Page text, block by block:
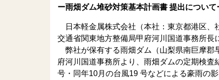
ー雨畑ダム堆砂対策基本計画書 提出について
日本軽金属株式会社（本社：東京都港区
交通省関東地方整備局甲府河川国道事務所長
弊社が保有する雨畑ダム（山梨県南巨摩郡
府河川国道事務所より、雨畑ダムの定期検
号・同年10月の台風19 号などによる豪雨の